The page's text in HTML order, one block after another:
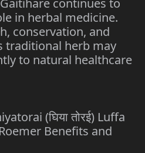
continues to
in herbal medicine.
conservation, and
traditional herb may
to natural healthcare
(घिया तोरई) Luffa
Benefits and